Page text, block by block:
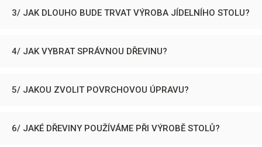
3/ JAK DLOUHO BUDE TRVAT VÝROBA JÍDELNÍHO STOLU?
4/ JAK VYBRAT SPRÁVNOU DŘEVINU?
5/ JAKOU ZVOLIT POVRCHOVOU ÚPRAVU?
6/ JAKÉ DŘEVINY POUŽÍVÁME PŘI VÝROBĚ STOLŮ?